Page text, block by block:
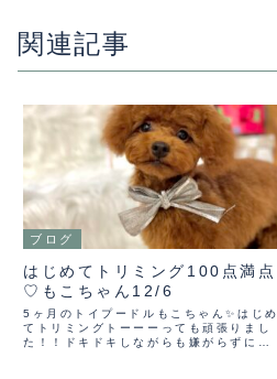
関連記事
ブログ
はじめてトリミング100点満点
♡もこちゃん12/6
5ヶ月のトイプードルもこちゃん✨はじめ
てトリミングトーーーっても頑張りまし
た！！ドキドキしながらも嫌がらずに頑